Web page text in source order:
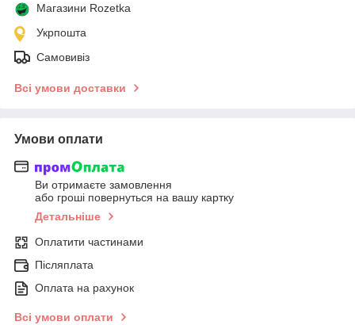
Магазини Rozetka
Укрпошта
Самовивіз
Всі умови доставки
Умови оплати
Ви отримаєте замовлення
або гроші повернуться на вашу картку
Детальніше
Оплатити частинами
Післяплата
Оплата на рахунок
Всі умови оплати